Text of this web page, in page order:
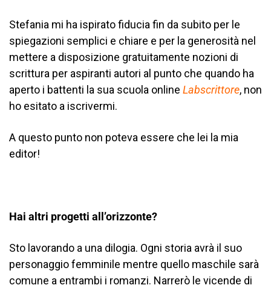
Stefania mi ha ispirato fiducia fin da subito per le
spiegazioni semplici e chiare e per la generosità nel
mettere a disposizione gratuitamente nozioni di
scrittura per aspiranti autori al punto che quando ha
aperto i battenti la sua scuola online Labscrittore, non
ho esitato a iscrivermi.
A questo punto non poteva essere che lei la mia
editor!
Hai altri progetti all’orizzonte?
Sto lavorando a una dilogia. Ogni storia avrà il suo
personaggio femminile mentre quello maschile sarà
comune a entrambi i romanzi. Narrerò le vicende di